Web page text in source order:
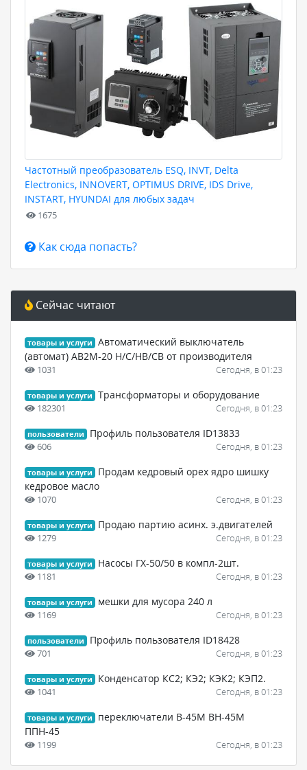
Частотный преобразователь ESQ, INVT, Delta
Electronics, INNOVERT, OPTIMUS DRIVE, IDS Drive,
INSTART, HYUNDAI для любых задач
1675
Как сюда попасть?
Сейчас читают
товары и услуги
Автоматический выключатель
(автомат) АВ2М-20 Н/С/НВ/СВ от производителя
1031 Сегодня, в 01:23
товары и услуги Трансформаторы и оборудование
182301 Сегодня, в 01:23
пользователи Профиль пользователя ID13833
606 Сегодня, в 01:23
товары и услуги
Продам кедровый орех ядро шишку
кедровое масло
1070 Сегодня, в 01:23
товары и услуги Продаю партию асинх. э.двигателей
1279 Сегодня, в 01:23
товары и услуги Насосы ГХ-50/50 в компл-2шт.
1181 Сегодня, в 01:23
товары и услуги мешки для мусора 240 л
1169 Сегодня, в 01:23
пользователи Профиль пользователя ID18428
701 Сегодня, в 01:23
товары и услуги Конденсатор КС2; КЭ2; КЭК2; КЭП2.
1041 Сегодня, в 01:23
товары и услуги
переключатели В-45М ВН-45М
ППН-45
1199 Сегодня, в 01:23